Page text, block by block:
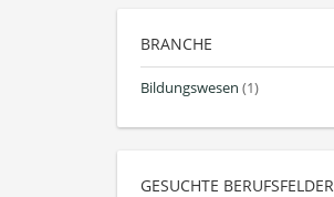
BRANCHE
Bildungswesen (1)
GESUCHTE BERUFSFELDER